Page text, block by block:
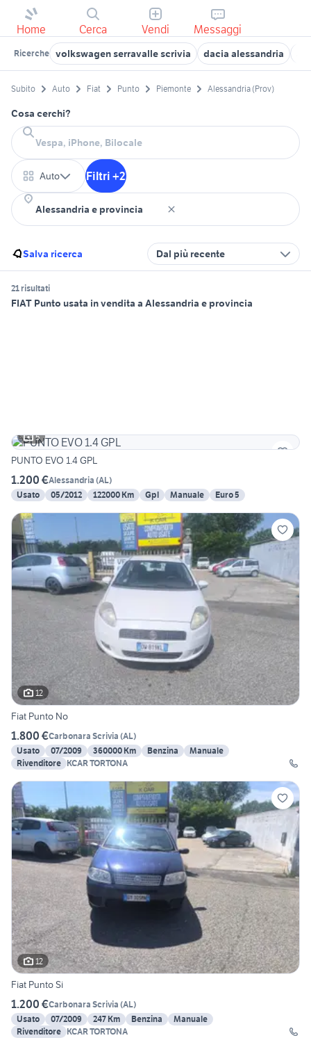
Home Cerca Vendi Messaggi
Ricerche volkswagen serravalle scrivia dacia alessandria
Subito Auto Fiat Punto Piemonte Alessandria (Prov)
Cosa cerchi?
Auto Filtri +2
Salva ricerca Dal più recente
21 risultati
FIAT Punto usata in vendita a Alessandria e provincia
5
PUNTO EVO 1.4 GPL
1.200 €Alessandria (AL)
Usato
05/2012 122000 Km Gpl Manuale Euro 5
12
Fiat Punto No
1.800 €Carbonara Scrivia (AL)
Usato
07/2009 360000 Km Benzina
Manuale
Rivenditore KCAR TORTONA
12
Fiat Punto Si
1.200 €Carbonara Scrivia (AL)
Usato
07/2009 247 Km Benzina
Manuale
Rivenditore KCAR TORTONA